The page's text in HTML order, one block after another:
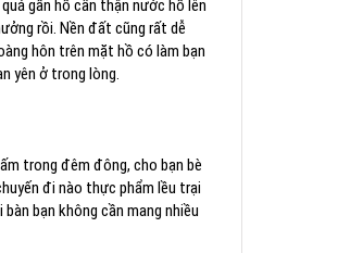
gần hồ cẩn thận nước hồ lên
rồi. Nền đất cũng rất dễ
hôn trên mặt hồ có làm bạn
yên ở trong lòng.
trong đêm đông, cho bạn bè
đi nào thực phẩm lều trại
bạn không cần mang nhiều